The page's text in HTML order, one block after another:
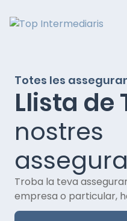
content
Totes les
Llista de
nostres
Troba la teva
empresa o particular,